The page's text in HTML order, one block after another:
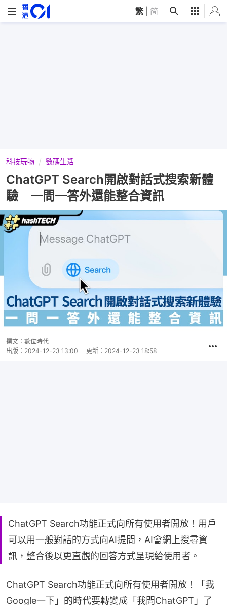
繁 简
科技玩物 數碼生活
ChatGPT Search開啟對話式搜索新體
驗 一問一答外還能整合資訊
撰文： 數位時代
出版： 2024-12-23 13:00 更新： 2024-12-23 18:58
ChatGPT Search功能正式向所有使用者開放！用戶
可以用一般對話的方式向AI提問，AI會網上搜尋資
訊，整合後以更直觀的回答方式呈現給使用者。
ChatGPT Search功能正式向所有使用者開放！「我
Google一下」的時代要轉變成「我問ChatGPT」了